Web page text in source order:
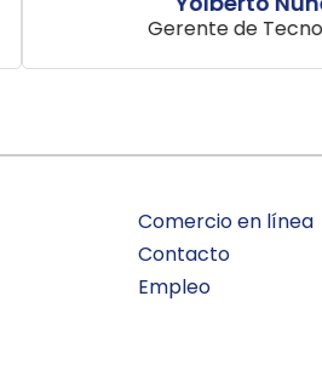
Gerente de
Comercio en línea
Contacto
Empleo